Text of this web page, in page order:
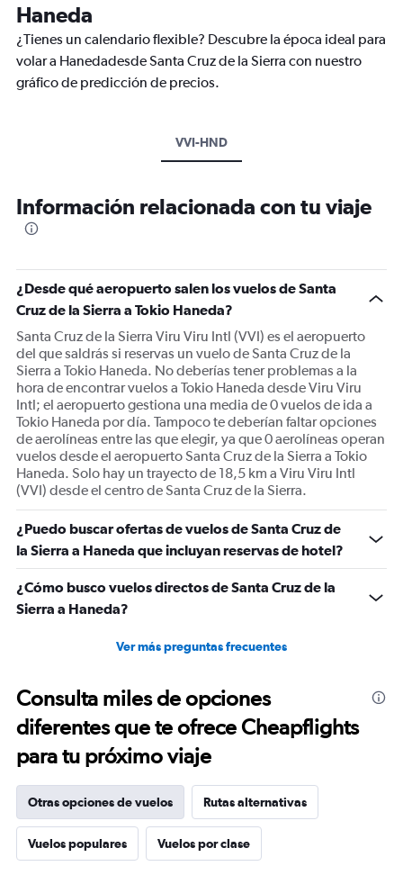
Haneda
¿Tienes un calendario flexible? Descubre la época ideal para
volar a Hanedadesde Santa Cruz de la Sierra con nuestro
gráfico de predicción de precios.
VVI-HND
Información relacionada con tu viaje
¿Desde qué aeropuerto salen los vuelos de Santa
Cruz de la Sierra a Tokio Haneda?
Santa Cruz de la Sierra Viru Viru Intl (VVI) es el aeropuerto
del que saldrás si reservas un vuelo de Santa Cruz de la
Sierra a Tokio Haneda. No deberías tener problemas a la
hora de encontrar vuelos a Tokio Haneda desde Viru Viru
Intl; el aeropuerto gestiona una media de 0 vuelos de ida a
Tokio Haneda por día. Tampoco te deberían faltar opciones
de aerolíneas entre las que elegir, ya que 0 aerolíneas operan
vuelos desde el aeropuerto Santa Cruz de la Sierra a Tokio
Haneda. Solo hay un trayecto de 18,5 km a Viru Viru Intl
(VVI) desde el centro de Santa Cruz de la Sierra.
¿Puedo buscar ofertas de vuelos de Santa Cruz de
la Sierra a Haneda que incluyan reservas de hotel?
¿Cómo busco vuelos directos de Santa Cruz de la
Sierra a Haneda?
Ver más preguntas frecuentes
Consulta miles de opciones
diferentes que te ofrece Cheapflights
para tu próximo viaje
Otras opciones de vuelos Rutas alternativas
Vuelos populares Vuelos por clase